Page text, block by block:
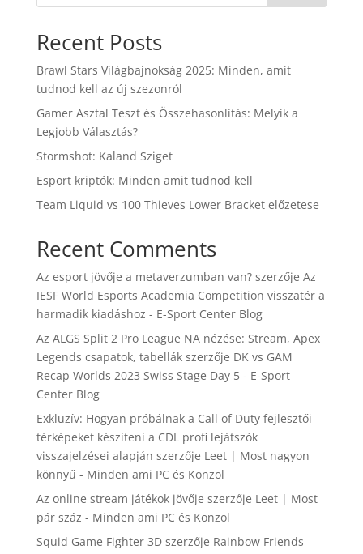
Recent Posts
Brawl Stars Világbajnokság 2025: Minden, amit
tudnod kell az új szezonról
Gamer Asztal Teszt és Összehasonlítás: Melyik a
Legjobb Választás?
Stormshot: Kaland Sziget
Esport kriptók: Minden amit tudnod kell
Team Liquid vs 100 Thieves Lower Bracket előzetese
Recent Comments
Az esport jövője a metaverzumban van?szerzője Az
IESF World Esports Academia Competition visszatér a
harmadik kiadáshoz - E-Sport Center Blog
Az ALGS Split 2 Pro League NA nézése: Stream, Apex
Legends csapatok, tabellákszerzője DK vs GAM
Recap Worlds 2023 Swiss Stage Day 5 - E-Sport
Center Blog
Exkluzív: Hogyan próbálnak a Call of Duty fejlesztői
térképeket készíteni a CDL profi lejátszók
visszajelzései alapján szerzője Leet | Most nagyon
könnyű - Minden ami PC és Konzol
Az online stream játékok jövője szerzője Leet | Most
pár száz - Minden ami PC és Konzol
Squid Game Fighter 3Dszerzője Rainbow Friends